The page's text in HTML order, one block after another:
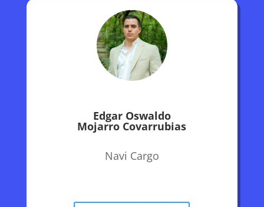
Edgar Oswaldo
Mojarro Covarrubias
Navi Cargo